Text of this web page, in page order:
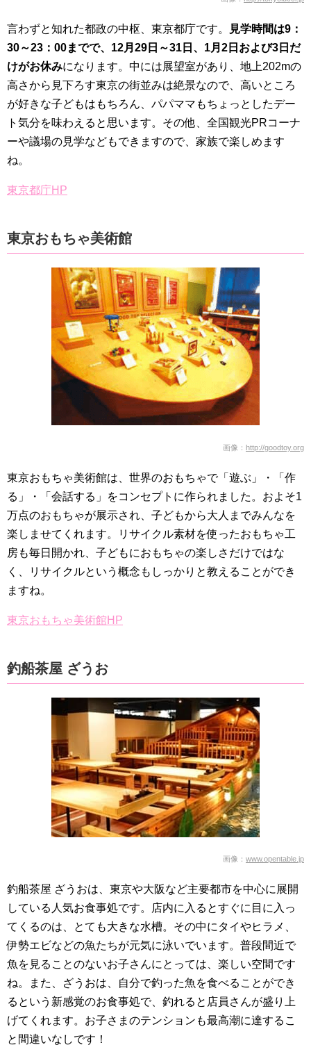
言わずと知れた都政の中枢、東京都庁です。
見学時間は9：
30～23：00までで、12月29日～31日、1月2日および3日だ
けがお休みになります。中には展望室があり、地上202mの
高さから見下ろす東京の街並みは絶景なので、高いところ
が好きな子どもはもちろん、パパママもちょっとしたデー
ト気分を味わえると思います。その他、全国観光PRコーナ
ーや議場の見学などもできますので、家族で楽しめます
ね。
東京都庁HP
東京おもちゃ美術館
画像： http://goodtoy.org
東京おもちゃ美術館は、世界のおもちゃで「遊ぶ」・「作
る」・「会話する」をコンセプトに作られました。およそ1
万点のおもちゃが展示され、子どもから大人までみんなを
楽しませてくれます。リサイクル素材を使ったおもちゃ工
房も毎日開かれ、子どもにおもちゃの楽しさだけではな
く、リサイクルという概念もしっかりと教えることができ
ますね。
東京おもちゃ美術館HP
釣船茶屋 ざうお
画像： www.opentable.jp
釣船茶屋 ざうおは、東京や大阪など主要都市を中心に展開
している人気お食事処です。店内に入るとすぐに目に入っ
てくるのは、とても大きな水槽。その中にタイやヒラメ、
伊勢エビなどの魚たちが元気に泳いでいます。普段間近で
魚を見ることのないお子さんにとっては、楽しい空間です
ね。また、ざうおは、自分で釣った魚を食べることができ
るという新感覚のお食事処で、釣れると店員さんが盛り上
げてくれます。お子さまのテンションも最高潮に達するこ
と間違いなしです！